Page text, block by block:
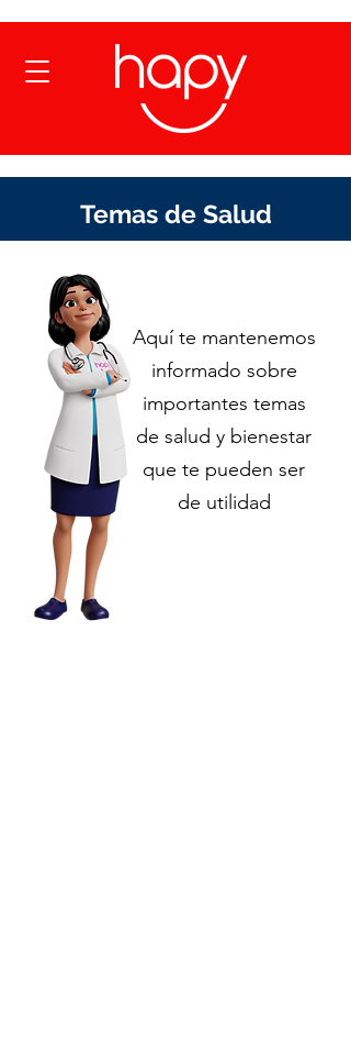
Temas de Salud
Aquí te mantenemos
informado sobre
importantes temas
de salud y bienestar
que te pueden ser
de utilidad